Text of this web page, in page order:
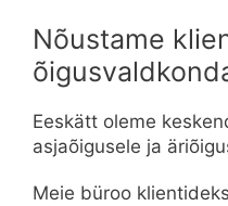
Nõustame
Eeskätt oleme
asjaõigusele ja
Meie büroo